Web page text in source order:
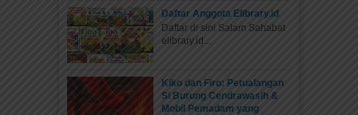
Daftar Anggota Elibrary.id
Daftar di sini Salam Sahabat
elibrary.id...
Kiko dan Firo: Petualangan
Si Burung Cendrawasih &
Mobil Pemadam yang